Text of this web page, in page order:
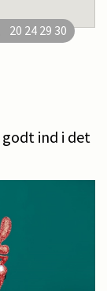
20 24 29 30
godt ind i det